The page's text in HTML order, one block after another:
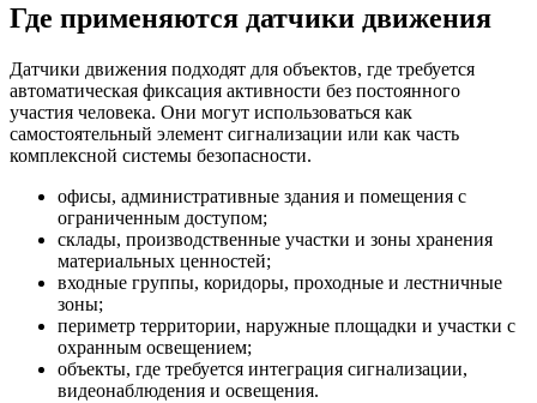
Где применяются датчики движения
Датчики движения подходят для объектов, где требуется
автоматическая фиксация активности без постоянного
участия человека. Они могут использоваться как
самостоятельный элемент сигнализации или как часть
комплексной системы безопасности.
офисы, административные здания и помещения с
ограниченным доступом;
склады, производственные участки и зоны хранения
материальных ценностей;
входные группы, коридоры, проходные и лестничные
зоны;
периметр территории, наружные площадки и участки с
охранным освещением;
объекты, где требуется интеграция сигнализации,
видеонаблюдения и освещения.